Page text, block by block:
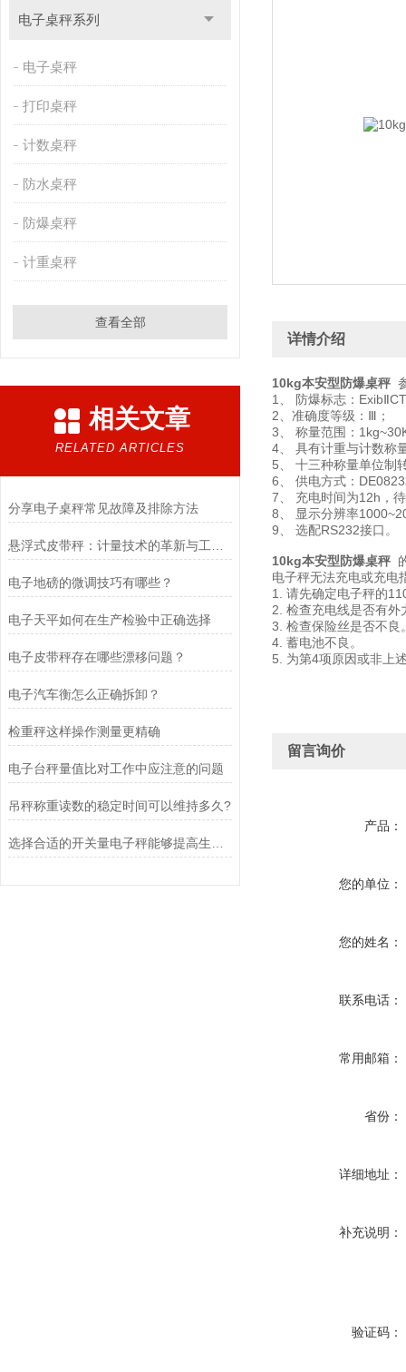
电子桌秤系列
电子桌秤
打印桌秤
计数桌秤
防水桌秤
防爆桌秤
计重桌秤
查看全部
相关文章
RELATED ARTICLES
​分享电子桌秤常见故障及排除方法
电子地磅的微调技巧有哪些？
电子天平如何在生产检验中正确选择
电子皮带秤存在哪些漂移问题？
电子汽车衡怎么正确拆卸？
检重秤这样操作测量更精确
电子台秤量值比对工作中应注意的问题
吊秤称重读数的稳定时间可以维持多久?
详情介绍
10kg本安型防爆桌秤
1、 防爆标志：
2、准确度等级：Ⅲ；
3、 称量范围：
4、 具有计重与计数称
5、 十三种称量单位制
6、 供电方式：
7、 充电时间为12h，
8、 显示分辨率
9、 选配RS232接口。
10kg本安型防爆桌秤
电子秤无法充电或充
1. 请先确定电子秤的
2. 检查充电线是否
3. 检查保险丝是否
4. 蓄电池不良。
5. 为第4项原因或非
留言询价
产品：
您的单位：
您的姓名：
联系电话：
常用邮箱：
省份：
详细地址：
补充说明：
验证码：